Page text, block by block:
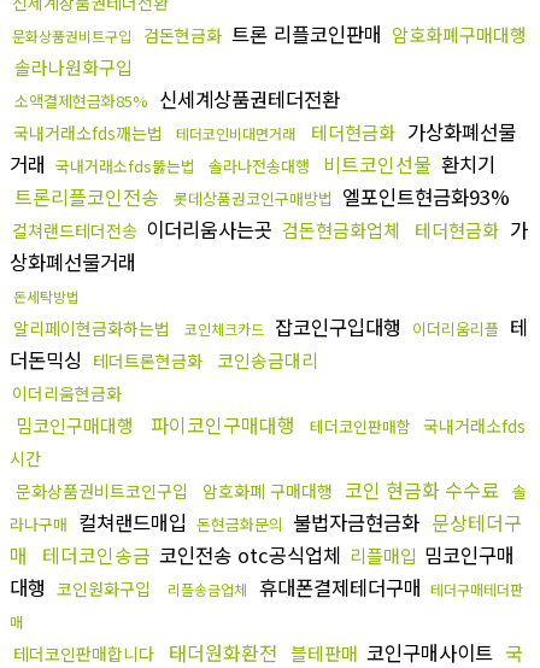
문화상품권비트구입 검돈현금화 트론 리플코인판매 암호화폐구매대행
솔라나원화구입
소액결제현금화85% 신세계상품권테더전환
국내거래소fds깨는법 테더코인비대면거래 테더현금화 가상화폐선물
거래 국내거래소fds뚫는법 솔라나전송대행 비트코인선물 환치기
트론리플코인전송
롯데상품권코인구매방법 엘포인트현금화93%
컬쳐랜드테더전송 이더리움사는곳 검돈현금화업체 테더현금화 가
상화폐선물거래
돈세탁방법
알리페이현금화하는법 코인체크카드 잡코인구입대행 이더리움리플 테
더돈믹싱 테더트론현금화 코인송금대리
이더리움현금화
밈코인구매대행 파이코인구매대행 테더코인판매함 국내거래소fds
시간
문화상품권비트코인구입
암호화폐 구매대행 코인 현금화 수수료 솔
라나구매 컬쳐랜드매입 돈현금화문의 불법자금현금화 문상테더구
매
테더코인송금 코인전송 otc공식업체 리플매입 밈코인구매
대행 코인원화구입 리플송금업체 휴대폰결제테더구매 테더구매테더판
매
테더코인판매합니다 태더원화환전 블테판매 코인구매사이트 국